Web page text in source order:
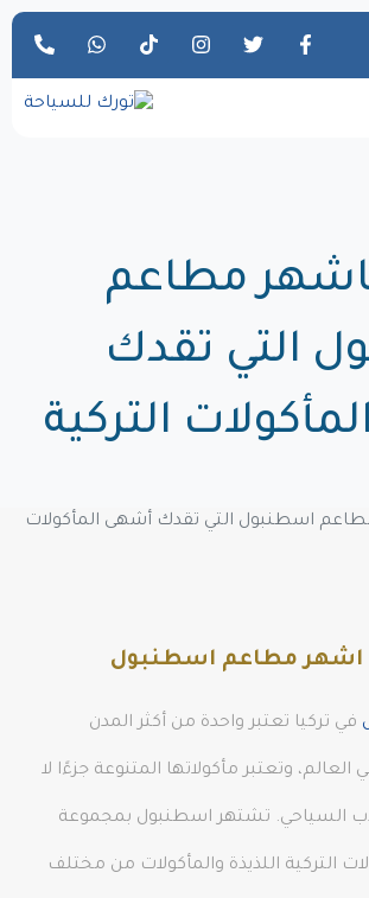
مطاعم
التي تقدك
التركية
اسطنبول التي تقدك أشهى المأكولات
اشهر مطاعم اسطنبول
في تركيا تعتبر واحدة من أكثر المدن
وتعتبر مأكولاتها المتنوعة جزءًا لا
السياحي. تشتهر اسطنبول بمجموعة
التركية اللذيذة والمأكولات من مختلف